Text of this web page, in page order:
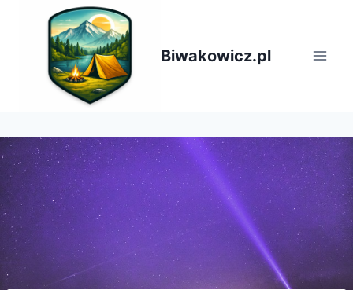
Biwakowicz.pl